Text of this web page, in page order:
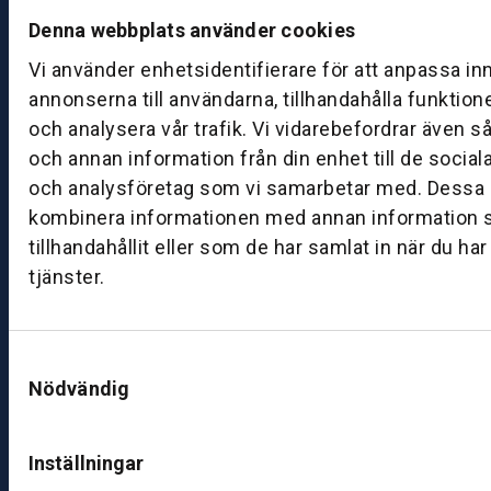
Denna webbplats använder cookies
Vi använder enhetsidentifierare för att anpassa
annonserna till användarna, tillhandahålla
och analysera vår trafik. Vi vidarebefordrar även
och annan information från din enhet till de
och analysföretag som vi samarbetar med. Dessa
kombinera informationen med annan information
tillhandahållit eller som de har samlat in när du
tjänster.
Nödvändig
Inställningar
ån
a
g
–
fr
e
g:
0
0
–
0